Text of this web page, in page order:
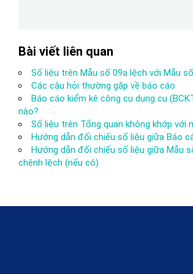
Bài viết liên quan
Số liệu trên Mẫu số 09a lệch với Mẫu
Các câu hỏi thường gặp về báo cáo
Báo cáo kiểm kê công cụ dụng cụ
nào?
Số liệu trên Tổng quan không khớp với
Hướng dẫn đối chiếu số liệu giữa Báo
Hướng dẫn đối chiếu số liệu giữa Mẫu
chênh lệch (nếu có)